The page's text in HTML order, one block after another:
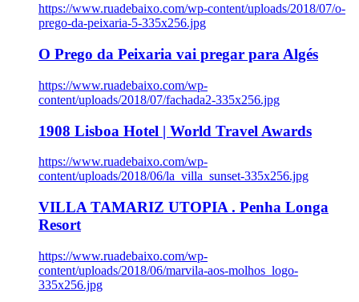
https://www.ruadebaixo.com/wp-content/uploads/2018/07/o-
prego-da-peixaria-5-335x256.jpg
O Prego da Peixaria vai pregar para Algés
https://www.ruadebaixo.com/wp-
content/uploads/2018/07/fachada2-335x256.jpg
1908 Lisboa Hotel | World Travel Awards
https://www.ruadebaixo.com/wp-
content/uploads/2018/06/la_villa_sunset-335x256.jpg
VILLA TAMARIZ UTOPIA . Penha Longa
Resort
https://www.ruadebaixo.com/wp-
content/uploads/2018/06/marvila-aos-molhos_logo-
335x256.jpg